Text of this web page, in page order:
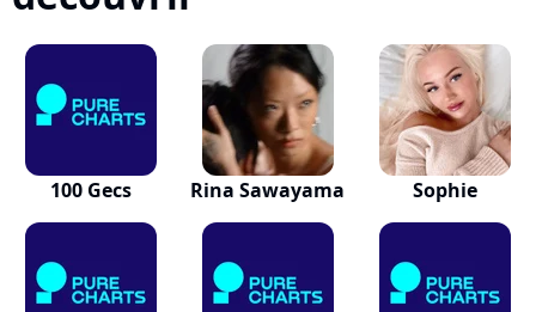
100 Gecs Rina Sawayama Sophie